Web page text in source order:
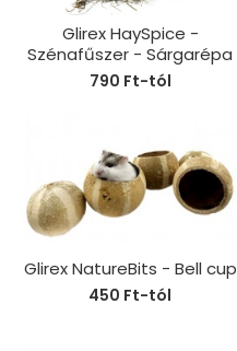
Glirex HaySpice -
Szénafűszer - Sárgarépa
790 Ft-tól
Glirex NatureBits - Bell cup
450 Ft-tól